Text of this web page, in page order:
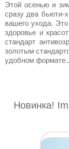
Этой осенью и
сразу два бьюти-
вашего ухода.
здоровье и
стандарт
золотым
удобном
Новинка!